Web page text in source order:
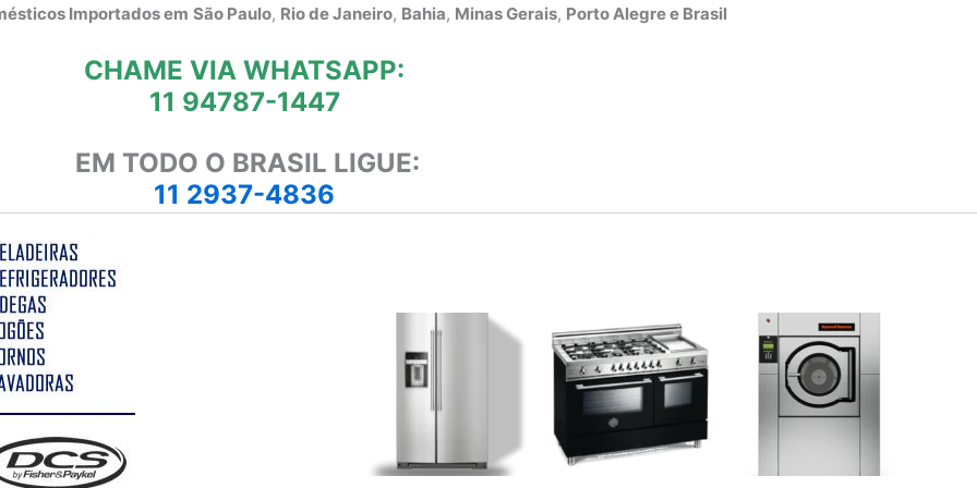
Importados em São Paulo, Rio de Janeiro, Bahia, Minas Gerais, Porto Alegre e Brasil
CHAME VIA WHATSAPP:
11 94787-1447
EM TODO O BRASIL LIGUE:
11 2937-4836